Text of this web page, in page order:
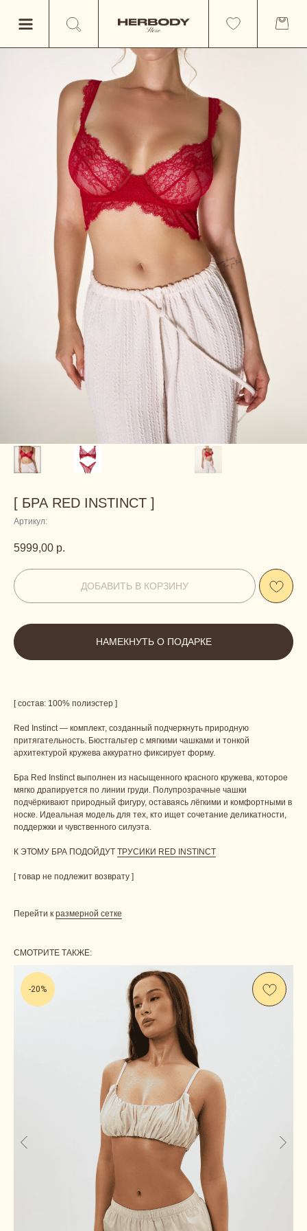
[ БРА RED INSTINCT ]
Артикул:
5999,00 р.
ДОБАВИТЬ В КОРЗИНУ
НАМЕКНУТЬ О ПОДАРКЕ
[ состав: 100% полиэстер ]
Red Instinct — комплект, созданный подчеркнуть природную
притягательность. Бюстгальтер с мягкими чашками и тонкой
архитектурой кружева аккуратно фиксирует форму.
Бра Red Instinct выполнен из насыщенного красного кружева, которое
мягко драпируется по линии груди. Полупрозрачные чашки
подчёркивают природный фигуру, оставаясь лёгкими и комфортными в
носке. Идеальная модель для тех, кто ищет сочетание деликатности,
поддержки и чувственного силуэта.
К ЭТОМУ БРА ПОДОЙДУТ ТРУСИКИ RED INSTINCT
[ товар не подлежит возврату ]
Перейти к размерной сетке
СМОТРИТЕ ТАКЖЕ:
-20%
TELEGRAM
ОСТАВЬТЕ СВОИ КОНТАКТНЫЕ ДАННЫЕ, А МЫ
НАПИШЕМ, ЧТОБЫ ОБСУДИТЬ ВАШ ВОПРОС.
ЛИБО СВЯЖИТЕСЬ С НАМИ САМОСТОЯТЕЛЬНО.
CONTACT
Us